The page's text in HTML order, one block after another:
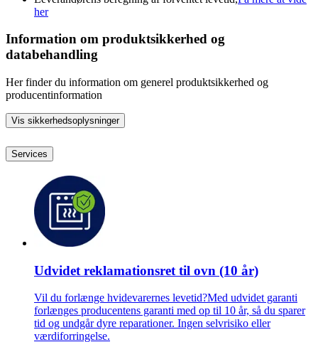
her
Information om produktsikkerhed og
databehandling
Her finder du information om generel produktsikkerhed og
producentinformation
Vis sikkerhedsoplysninger
Services
Udvidet reklamationsret til ovn (10 år)
Vil du forlænge hvidevarernes levetid?Med udvidet garanti
forlænges producentens garanti med op til 10 år, så du sparer
tid og undgår dyre reparationer. Ingen selvrisiko eller
værdiforringelse.